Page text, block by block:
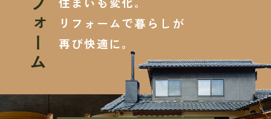
リフォーム
リフォームで暮らしが
再び快適に。